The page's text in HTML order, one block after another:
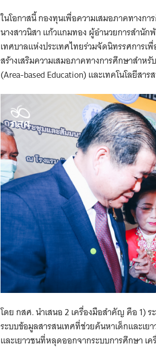
ในโอกาสนี้ กองทุนเพื่อความเสมอภาคทางก
นางสาวนิสา แก้วแกมทอง ผู้อำนวยการสำนั
เทศบาลแห่งประเทศไทยร่วมจัดนิทรรศการ
สร้างเสริมความเสมอภาคทางการศึกษาสำห
(Area-based Education) และเทคโนโลยีสาร
โดย กสศ. นำเสนอ 2 เครื่องมือสำคัญ คือ 1)
ระบบข้อมูลสารสนเทศที่ช่วยค้นหาเด็กและเ
และเยาวชนที่หลุดออกจากระบบการศึกษา เ